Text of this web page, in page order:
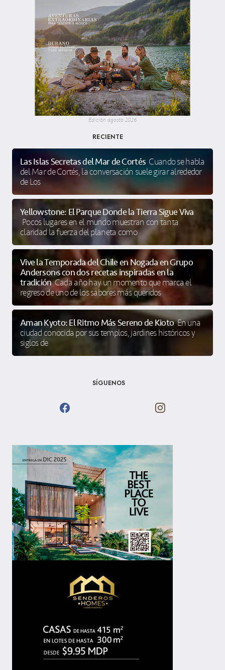
Edición agosto 2026
RECIENTE
Las Islas Secretas del Mar de Cortés Cuando se habla
del Mar de Cortés, la conversación suele girar alrededor
de Los
Yellowstone: El Parque Donde la Tierra Sigue Viva
Pocos lugares en el mundo muestran con tanta
claridad la fuerza del planeta como
Vive la Temporada del Chile en Nogada en Grupo
Anderson’s con dos recetas inspiradas en la
tradición Cada año hay un momento que marca el
regreso de uno de los sabores más queridos
Aman Kyoto: El Ritmo Más Sereno de Kioto En una
ciudad conocida por sus templos, jardines históricos y
siglos de
SÍGUENOS